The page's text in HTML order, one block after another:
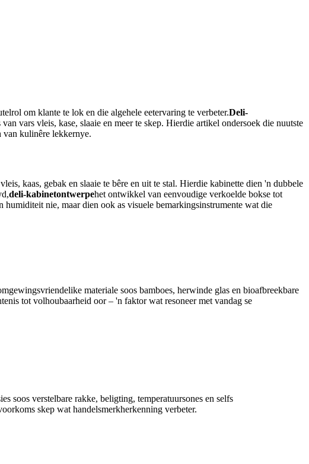
om klante te lok en die algehele eetervaring te verbeter.Deli-
vars vleis, kase, slaaie en meer te skep. Hierdie artikel ondersoek die nuutste
van kulinêre lekkernye.
kaas, gebak en slaaie te bêre en uit te stal. Hierdie kabinette dien 'n dubbele
deli-kabinetontwerpehet ontwikkel van eenvoudige verkoelde bokse tot
nie, maar dien ook as visuele bemarkingsinstrumente wat die
materiale soos bamboes, herwinde glas en bioafbreekbare
tot volhoubaarheid oor – 'n faktor wat resoneer met vandag se
soos verstelbare rakke, beligting, temperatuursones en selfs
skep wat handelsmerkherkenning verbeter.